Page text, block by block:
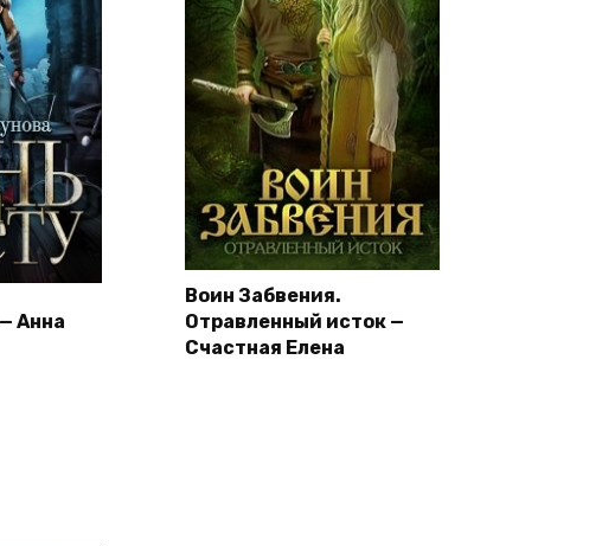
Анна
Воин Забвения.
Отравленный исток —
Счастная Елена